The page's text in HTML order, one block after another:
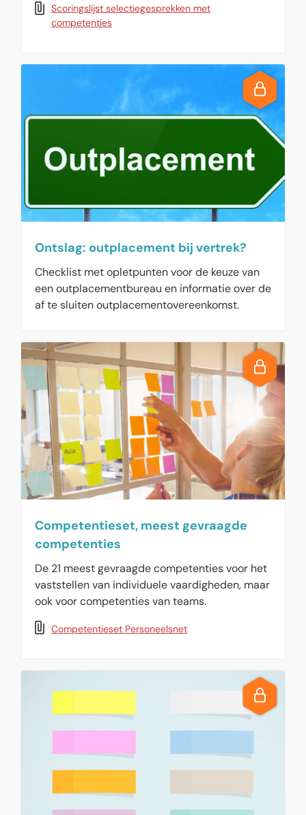
Scoringslijst selectiegesprekken met
competenties
Ontslag: outplacement bij vertrek?
Checklist met opletpunten voor de keuze van
een outplacementbureau en informatie over de
af te sluiten outplacementovereenkomst.
Competentieset, meest gevraagde
competenties
De 21 meest gevraagde competenties voor het
vaststellen van individuele vaardigheden, maar
ook voor competenties van teams.
Competentieset Personeelsnet